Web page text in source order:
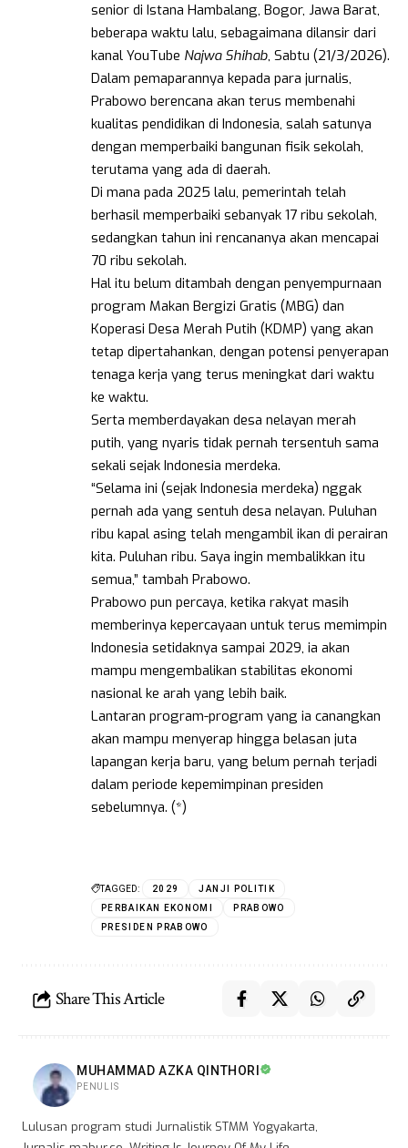
senior di Istana Hambalang, Bogor, Jawa Barat,
beberapa waktu lalu, sebagaimana dilansir dari
kanal YouTube Najwa Shihab, Sabtu (21/3/2026).
Dalam pemaparannya kepada para jurnalis,
Prabowo berencana akan terus membenahi
kualitas pendidikan di Indonesia, salah satunya
dengan memperbaiki bangunan fisik sekolah,
terutama yang ada di daerah.
Di mana pada 2025 lalu, pemerintah telah
berhasil memperbaiki sebanyak 17 ribu sekolah,
sedangkan tahun ini rencananya akan mencapai
70 ribu sekolah.
Hal itu belum ditambah dengan penyempurnaan
program Makan Bergizi Gratis (MBG) dan
Koperasi Desa Merah Putih (KDMP) yang akan
tetap dipertahankan, dengan potensi penyerapan
tenaga kerja yang terus meningkat dari waktu
ke waktu.
Serta memberdayakan desa nelayan merah
putih, yang nyaris tidak pernah tersentuh sama
sekali sejak Indonesia merdeka.
“Selama ini (sejak Indonesia merdeka) nggak
pernah ada yang sentuh desa nelayan. Puluhan
ribu kapal asing telah mengambil ikan di perairan
kita. Puluhan ribu. Saya ingin membalikkan itu
semua,” tambah Prabowo.
Prabowo pun percaya, ketika rakyat masih
memberinya kepercayaan untuk terus memimpin
Indonesia setidaknya sampai 2029, ia akan
mampu mengembalikan stabilitas ekonomi
nasional ke arah yang lebih baik.
Lantaran program-program yang ia canangkan
akan mampu menyerap hingga belasan juta
lapangan kerja baru, yang belum pernah terjadi
dalam periode kepemimpinan presiden
sebelumnya. (*)
TAGGED: 2029
JANJI POLITIK
PERBAIKAN EKONOMI
PRABOWO
PRESIDEN PRABOWO
Share This Article
MUHAMMAD AZKA QINTHORI
PENULIS
Lulusan program studi Jurnalistik STMM Yogyakarta,